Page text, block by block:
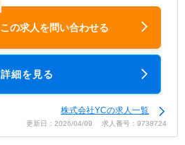
この求人を問い合わせる
詳細を見る
株式会社YCの求人一覧
更新日：2026/04/09 求人番号：9738724